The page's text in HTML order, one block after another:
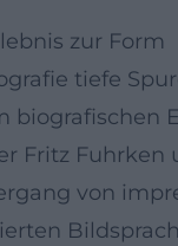
zur Form
tiefe
Fritz
von